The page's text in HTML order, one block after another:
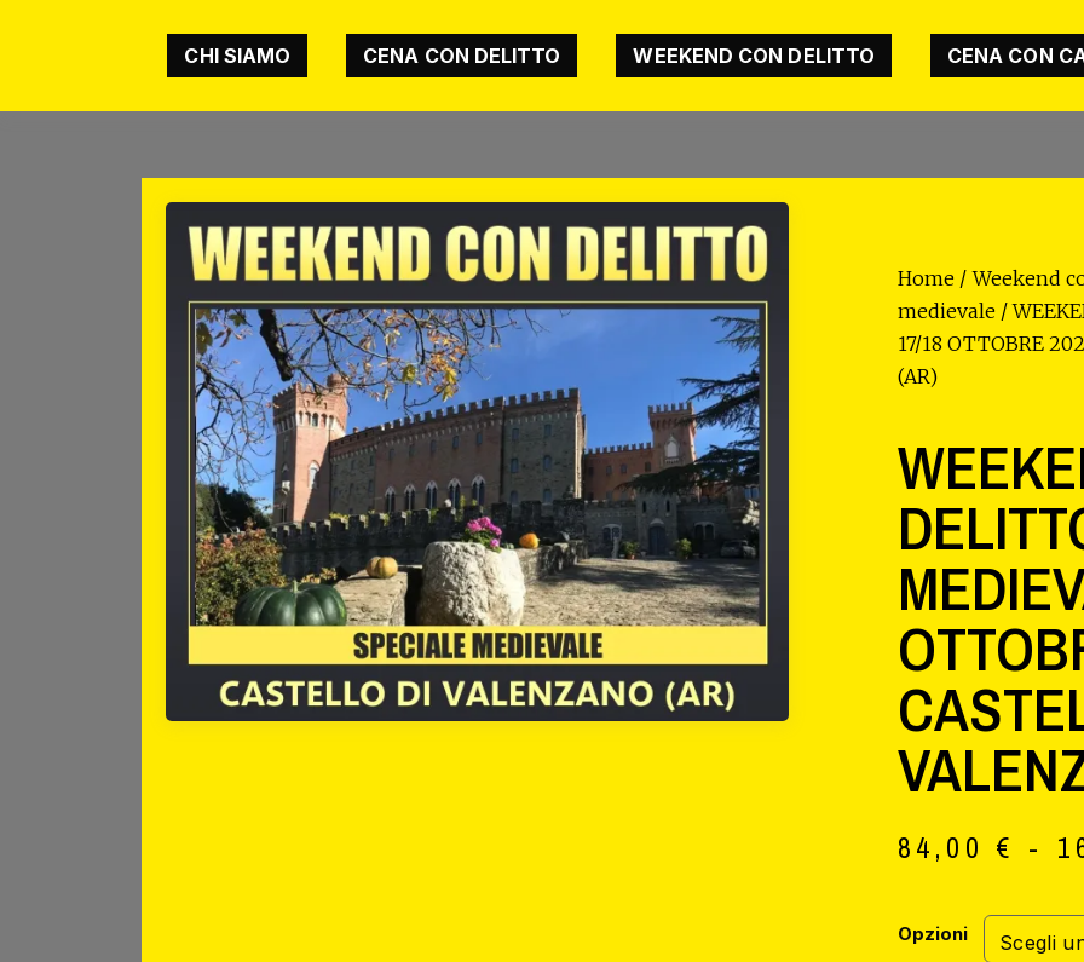
CHI SIAMO CENA CON DELITTO WEEKEND CON DELITTO CENA CON
Home /Weekend
medievale/
17/18 OTTOBRE
(AR)
84,00 € -
Opzioni